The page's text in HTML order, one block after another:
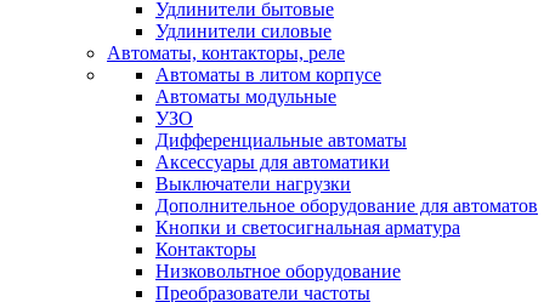
Удлинители бытовые
Удлинители силовые
Автоматы, контакторы, реле
Автоматы в литом корпусе
Автоматы модульные
УЗО
Дифференциальные автоматы
Аксессуары для автоматики
Выключатели нагрузки
Дополнительное оборудование для автоматов
Кнопки и светосигнальная арматура
Контакторы
Низковольтное оборудование
Преобразователи частоты